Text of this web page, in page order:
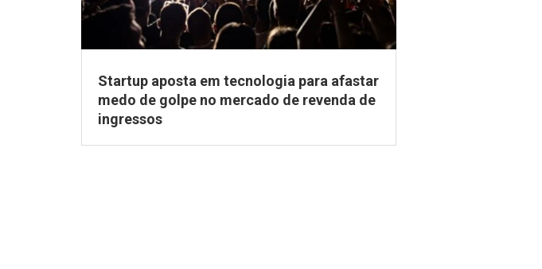
Startup aposta em tecnologia para afastar
medo de golpe no mercado de revenda de
ingressos